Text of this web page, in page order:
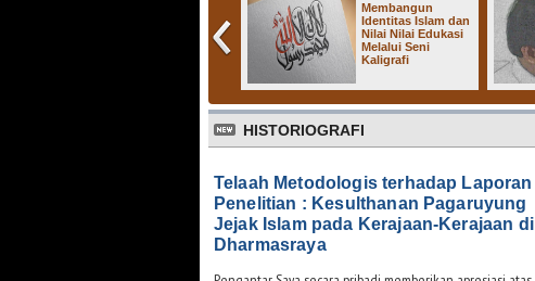
Membangun
Identitas Islam dan
Nilai Nilai Edukasi
Melalui Seni
Kaligrafi
HISTORIOGRAFI
Telaah Metodologis terhadap Laporan
Penelitian : Kesulthanan Pagaruyung
Jejak Islam pada Kerajaan-Kerajaan di
Dharmasraya